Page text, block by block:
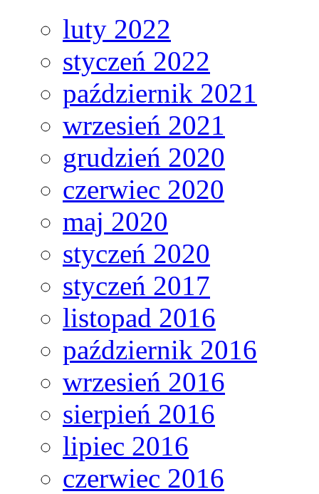
luty 2022
styczeń 2022
październik 2021
wrzesień 2021
grudzień 2020
czerwiec 2020
maj 2020
styczeń 2020
styczeń 2017
listopad 2016
październik 2016
wrzesień 2016
sierpień 2016
lipiec 2016
czerwiec 2016